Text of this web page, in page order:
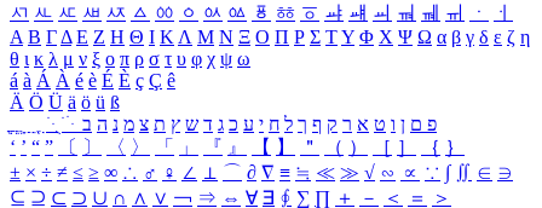
ㅺ ㅻ ㅼ ㅽ ㅾ ㅿ ㆀ ㆁ ㆂ ㆃ ㆄ ㆅ ㆆ ㆇ ㆈ ㆉ ㆊ ㆋ ㆌ ㆍ
ㆎ
Α Β ΓΔ Ε Ζ Η Θ Ι ΚΛ Μ Ν Ξ Ο Π Ρ Σ ΤΥ Φ Χ Ψ Ω α β γ δ ε ζ η
θ ι κ λ μ ν ξ ο π ρ σ τ υ φ χ ψ ω
á à Á À é è É È ç Ç ê
Ä Ö Ü ä ö ü ß
ִֶֹ ֻּ ׁׂ פ ם ן ו ט א ר ק ף ך ל ח י ע כ ג ד ש ץ ת צ מ נ ה ב
‘ ’ “ ” 〔 〕 〈 〉 「 」 『 』 【 】 ＂ （ ） ［ ］ ｛ ｝
± × ÷ ≠ ≤ ≥ ∞ ∴ ♂ ♀ ∠ ⊥ ⌒ ∂ ∇ ≡ ≒ ≪ ≫ √ ∽ ∝ ∵ ∫ ∬ ∈ ∋
⊆ ⊇ ⊂ ⊃ ∪ ∩ ∧ ∨ ￢ ⇒ ⇔ ∀ ∃ ∮ ∑ ∏ ＋ － ＜ ＝
＞